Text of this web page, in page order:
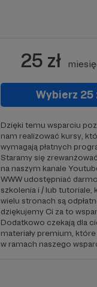
25 zł
Wybierz 25
Dzięki temu wsparciu
nam realizować kursy,
wymagają płatnych
Staramy się
na naszym kanale
WWW udostępniać
szkolenia i / lub tutoriale,
wielu stronach są
dziękujemy Ci za to
Dodatkowo czekają dla
materiały premium,
w ramach naszego